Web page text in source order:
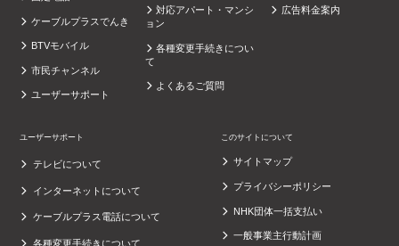
ケーブルプラスでんき
BTVモバイル
市民チャンネル
ユーザーサポート
対応アパート・マンシ
ョン
各種変更手続きについ
て
よくあるご質問
広告料金案内
ユーザーサポート
テレビについて
インターネットについて
ケーブルプラス電話について
各種変更手続きについて
このサイトについて
サイトマップ
プライバシーポリシー
NHK団体一括支払い
一般事業主行動計画